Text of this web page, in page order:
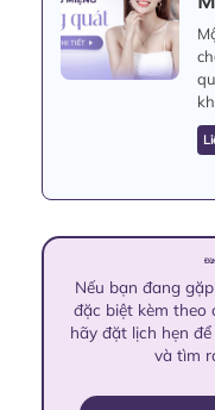
Nếu bạn đang
đặc biệt kèm theo
hãy đặt lịch hẹn
và tìm